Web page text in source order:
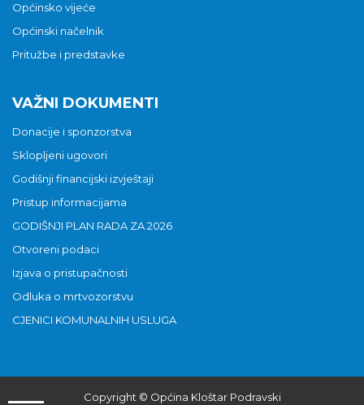
Općinsko vijeće
Općinski načelnik
Pritužbe i predstavke
VAŽNI DOKUMENTI
Donacije i sponzorstva
Sklopljeni ugovori
Godišnji financijski izvještaji
Pristup informacijama
GODIŠNJI PLAN RADA ZA 2026
Otvoreni podaci
Izjava o pristupačnosti
Odluka o mrtvozorstvu
CJENICI KOMUNALNIH USLUGA
Copyright © Općina Kloštar Podravski